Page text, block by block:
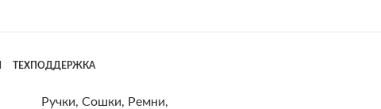
ТЕХПОДДЕРЖКА
Ручки, Сошки, Ремни,